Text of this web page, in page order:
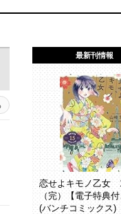
最新刊情報
恋せよキモノ乙女
（完）【電子特典付
(バンチコミックス)